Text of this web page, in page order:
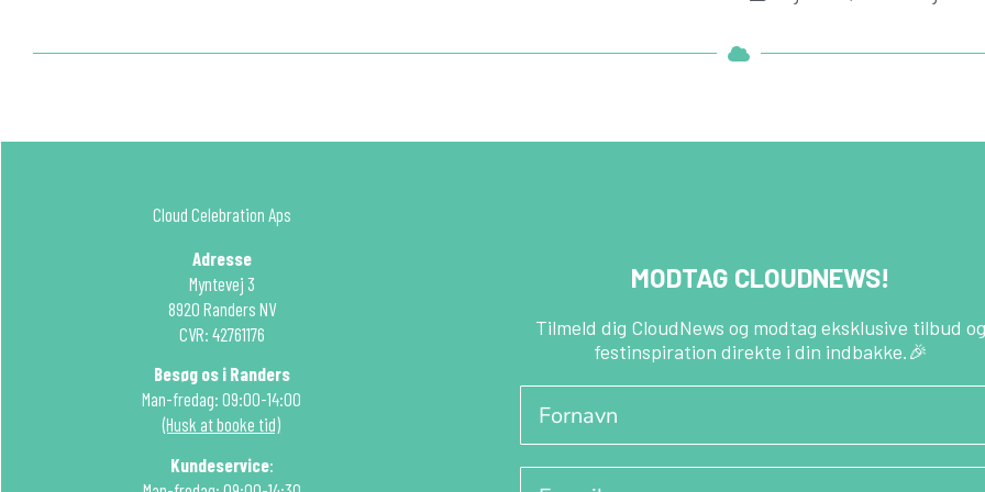
Cloud Celebration Aps
Adresse
Myntevej 3
8920 Randers NV
CVR: 42761176
Besøg os i Randers
Man-fredag: 09:00-14:00
(Husk at booke tid)
Kundeservice:
MODTAG CLOUDNEWS!
Tilmeld dig CloudNews og modtag eksklusive tilbud og
festinspiration direkte i din indbakke.🎉